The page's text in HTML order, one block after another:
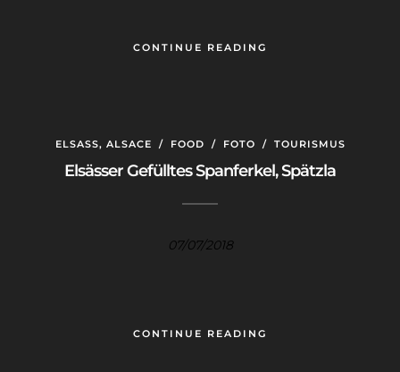
CONTINUE READING
ELSASS, ALSACE / FOOD / FOTO / TOURISMUS
Elsässer Gefülltes Spanferkel, Spätzla
07/07/2018
CONTINUE READING